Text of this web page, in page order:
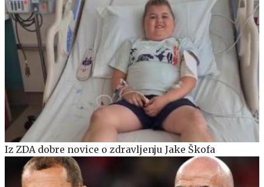
Iz ZDA dobre novice o zdravljenju Jake Škofa